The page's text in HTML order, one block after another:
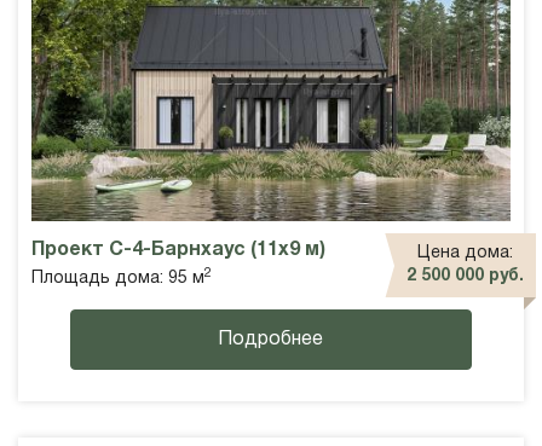
Проект С-4-Барнхаус (11х9 м)
Площадь дома: 95 м2
Цена дома:
2 500 000 руб.
Подробнее